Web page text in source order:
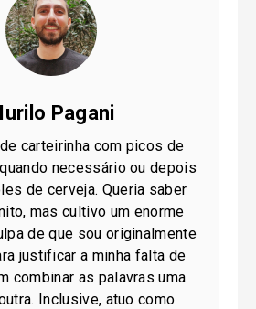
Pagani
carteirinha com picos de
necessário ou depois
de cerveja. Queria saber
mas cultivo um enorme
de que sou originalmente
justificar a minha falta de
combinar as palavras uma
Inclusive, atuo como